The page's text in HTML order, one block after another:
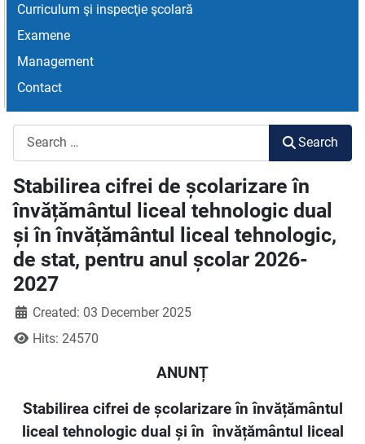
Curriculum şi inspecţie şcolară
Examene
Management
Contact
Search
Stabilirea cifrei de școlarizare în
învățământul liceal tehnologic dual
și în învățământul liceal tehnologic,
de stat, pentru anul școlar 2026-
2027
Created: 03 December 2025
Hits: 24570
ANUNȚ
Stabilirea cifrei de școlarizare în învățământul
liceal tehnologic dual și în învățământul liceal